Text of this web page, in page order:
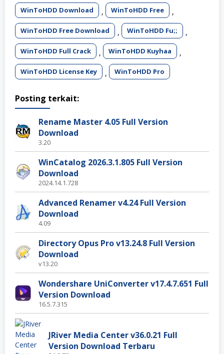
WinToHDD Download , WinToHDD Free ,
WinToHDD Free Download , WinToHDD Fu;; ,
WinToHDD Full Crack , WinToHDD Kuyhaa ,
WinToHDD License Key , WinToHDD Pro
Posting terkait:
Rename Master 4.05 Full Version
Download
3.20
WinCatalog 2026.3.1.805 Full Version
Download
2024.14.1.728
Advanced Renamer v4.24 Full Version
Download
4.09
Directory Opus Pro v13.24.8 Full Version
Download
v13.20
Wondershare UniConverter v17.4.7.651 Full
Version Download
16.5.7.315
JRiver Media Center v36.0.21 Full
Version Download Terbaru